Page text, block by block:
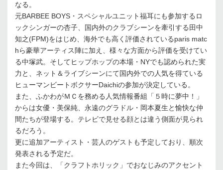
なる。
元BARBEE BOYS・スペシャルユニット福耳にも参加するロ
ックシンガーの杏子、国内外のクラブシーンを牽引する田中
知之(FPM)をはじめ、海外でも高く評価されているparis matc
hら豪華アーティス陣に加え、様々な方面から評価を受けてい
る中塚武。そしてヒップホップの本場・NYでも認められた実
力と、ネット＆ライブシーンにて国内外での人気を得ている
ヒューマンビートボクサーDaichiの参加が決定している。
また、ふかわがＭＣを務める人気情報番組「５時に夢中！」
からは女優・美保純、永遠のグラドル・岡本夏生と愉快な仲
間たちが登場する。テレビで見せる顔とは違う側面が見られ
るだろう。
更に追加アーティスト・芸人のゲストも予定しており、順次
発表される予定だ。
また今回は、「クラフトホリック」でおなじみのアクセント